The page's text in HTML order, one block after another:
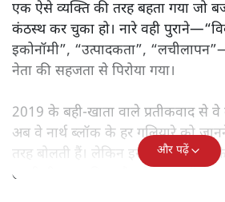
एक ऐसे व्यक्ति की तरह बहता गया जो
कंठस्थ कर चुका हो। नारे वही
इकोनॉमी”, “उत्पादकता”,
नेता की सहजता से पिरोया गया।
2019 के बही‑खाता वाले प्रतीकवाद
अब वे नार्थ ब्लॉक के हर गलियारे को जानने
तरह बोलती हैं। लेकिन इस आत्मविश्वास
उतनी ही अनुमानित और दोहराव भरी।
और पढ़ें